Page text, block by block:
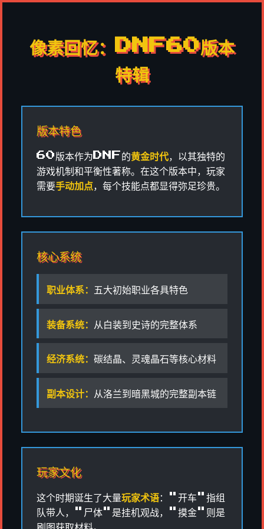
像素回忆：DNF60版本
特辑
版本特色
60版本作为DNF的黄金时代，以其独特的
游戏机制和平衡性著称。在这个版本中，玩家
需要手动加点，每个技能点都显得弥足珍贵。
核心系统
职业体系： 五大初始职业各具特色
装备系统： 从白装到史诗的完整体系
经济系统： 碳结晶、灵魂晶石等核心材料
副本设计： 从洛兰到暗黑城的完整副本链
玩家文化
这个时期诞生了大量玩家术语："开车"指组
队带人，"尸体"是挂机观战，"摸金"则是
刷图获取材料。